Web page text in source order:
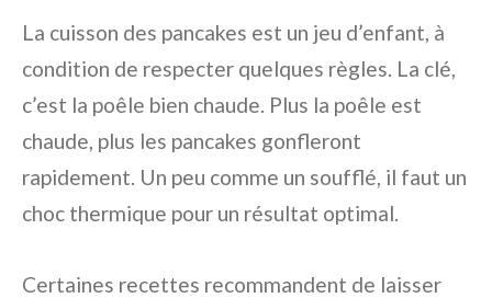
La cuisson des pancakes est un jeu d’enfant, à
condition de respecter quelques règles. La clé,
c’est la poêle bien chaude. Plus la poêle est
chaude, plus les pancakes gonfleront
rapidement. Un peu comme un soufflé, il faut un
choc thermique pour un résultat optimal.
Certaines recettes recommandent de laisser